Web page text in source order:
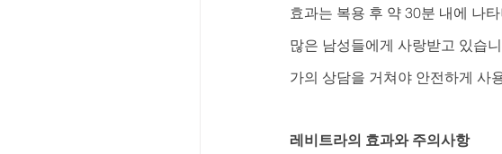
효과는 복용 후 약 30분 내에 나
많은 남성들에게 사랑받고 있습
가의 상담을 거쳐야 안전하게 사
레비트라의 효과와 주의사항